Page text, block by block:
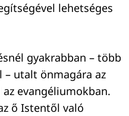
lehetséges
gyakrabban – több
utalt önmagára az
az evangéliumokban.
ő Istentől való